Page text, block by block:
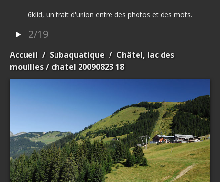
6klid, un trait d'union entre des photos et des mots.
2/19
Accueil / Subaquatique / Châtel, lac des
mouilles/ chatel 20090823 18